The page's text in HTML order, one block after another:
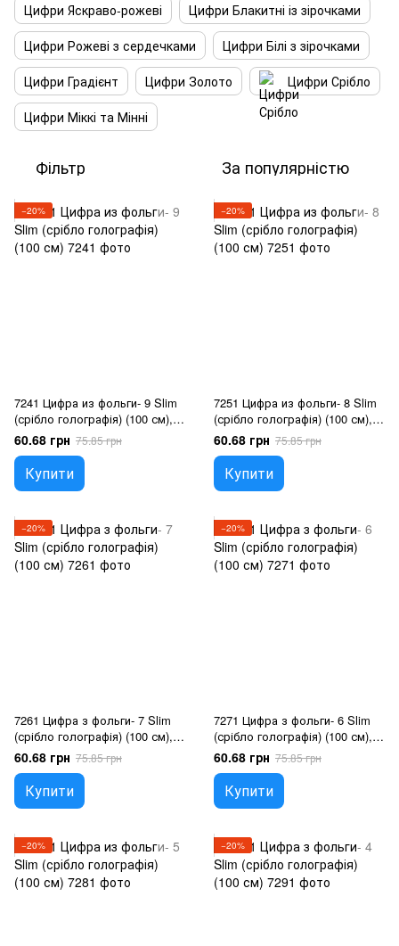
Цифри Яскраво-рожеві
Цифри Блакитні із зірочками
Цифри Рожеві з сердечками
Цифри Білі з зірочками
Цифри Градієнт
Цифри Золото
Цифри Срібло
Цифри Міккі та Мінні
Фільтр За популярністю
−20%
7241 Цифра из фольги- 9 Slim
(срібло голографія) (100 см),
Гелій або повітря
60.68 грн 75.85 грн
Купити
−20%
7251 Цифра из фольги- 8 Slim
(срібло голографія) (100 см),
Гелій або повітря
60.68 грн 75.85 грн
Купити
−20%
7261 Цифра з фольги- 7 Slim
(срібло голографія) (100 см),
Гелій або повітря
60.68 грн 75.85 грн
Купити
−20%
7271 Цифра з фольги- 6 Slim
(срібло голографія) (100 см),
Гелій або повітря
60.68 грн 75.85 грн
Купити
−20% −20%